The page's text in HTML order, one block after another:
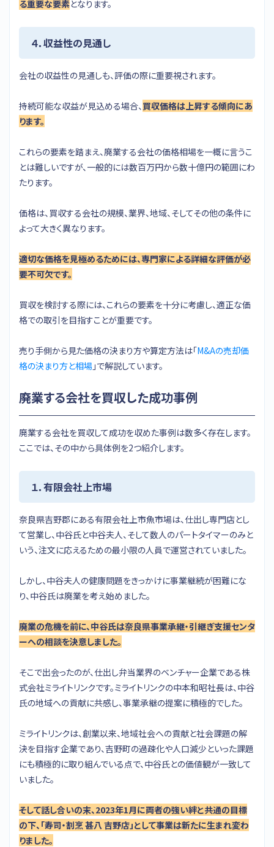
る重要な要素となります。
４．収益性の見通し
会社の収益性の見通しも、評価の際に重要視されます。
持続可能な収益が見込める場合、 買収価格は上昇する傾向にあ
ります。
これらの要素を踏まえ、廃業する会社の価格相場を一概に言うこ
とは難しいですが、一般的には数百万円から数十億円の範囲にわ
たります。
価格は、買収する会社の規模、業界、地域、そしてその他の条件に
よって大きく異なります。
適切な価格を見極めるためには、専門家による詳細な評価が必
要不可欠です。
買収を検討する際には、これらの要素を十分に考慮し、適正な価
格での取引を目指すことが重要です。
売り手側から見た価格の決まり方や算定方法は「M&Aの売却価
格の決まり方と相場 」で解説しています。
廃業する会社を買収した成功事例
廃業する会社を買収して成功を収めた事例は数多く存在します。
ここでは、その中から具体例を2つ紹介します。
１．有限会社上市場
奈良県吉野郡にある有限会社上市魚市場は、仕出し専門店とし
て営業し、中谷氏と中谷夫人、そして数人のパートタイマーのみと
いう、注文に応えるための最小限の人員で運営されていました。
しかし、中谷夫人の健康問題をきっかけに事業継続が困難にな
り、中谷氏は廃業を考え始めました。
廃業の危機を前に、中谷氏は奈良県事業承継・引継ぎ支援センタ
ーへの相談を決意しました。
そこで出会ったのが、仕出し弁当業界のベンチャー企業である株
式会社ミライトリンクです。ミライトリンクの中本和昭社長は、中谷
氏の地域への貢献に共感し、事業承継の提案に積極的でした。
ミライトリンクは、創業以来、地域社会への貢献と社会課題の解
決を目指す企業であり、吉野町の過疎化や人口減少といった課題
にも積極的に取り組んでいる点で、中谷氏との価値観が一致して
いました。
そして話し合いの末、2023年1月に両者の強い絆と共通の目標
の下、「寿司・割烹 甚八 吉野店」として事業は新たに生まれ変わ
りました。